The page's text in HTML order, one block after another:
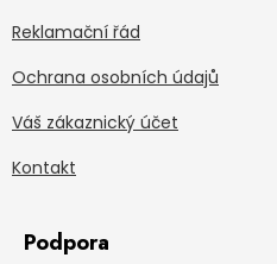
Reklamační řád
Ochrana osobních údajů
Váš zákaznický účet
Kontakt
Podpora